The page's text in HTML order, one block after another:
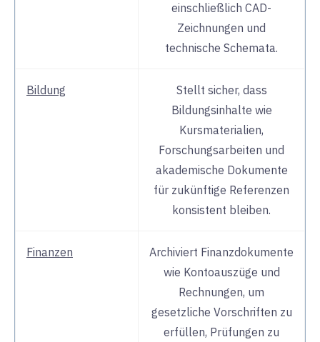
einschließlich CAD-
Zeichnungen und
technische Schemata.
Bildung
Stellt sicher, dass
Bildungsinhalte wie
Kursmaterialien,
Forschungsarbeiten und
akademische Dokumente
für zukünftige Referenzen
konsistent bleiben.
Finanzen
Archiviert Finanzdokumente
wie Kontoauszüge und
Rechnungen, um
gesetzliche Vorschriften zu
erfüllen, Prüfungen zu